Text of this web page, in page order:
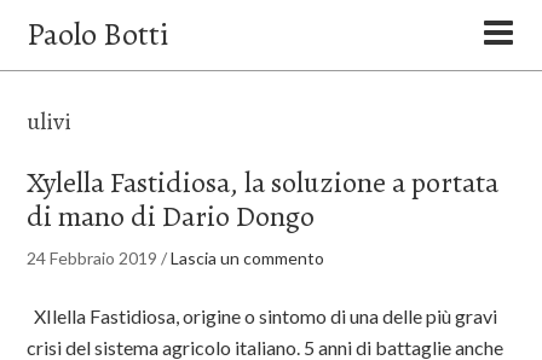
Paolo Botti
ulivi
Xylella Fastidiosa, la soluzione a portata
di mano di Dario Dongo
24 Febbraio 2019 /Lascia un commento
XIlella Fastidiosa, origine o sintomo di una delle più gravi
crisi del sistema agricolo italiano. 5 anni di battaglie anche